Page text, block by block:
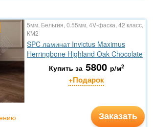
5мм, Бельгия, 0.55мм, 4V-фаска, 42 класс,
КМ2
SPC ламинат Invictus Maximus
Herringbone Highland Oak Chocolate
Купить за 5800 р/м2
+Подарок
Заказать